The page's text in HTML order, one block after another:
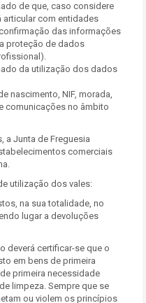
de que, caso considere
articular com entidades
das informações
proteção de dados
da utilização dos dados
nascimento, NIF, morada,
comunicações no âmbito
a Junta de Freguesia
comerciais
utilização dos vales:
na sua totalidade, no
lugar a devoluções
deverá certificar-se que o
em bens de primeira
primeira necessidade
limpeza. Sempre que se
ou violem os princípios